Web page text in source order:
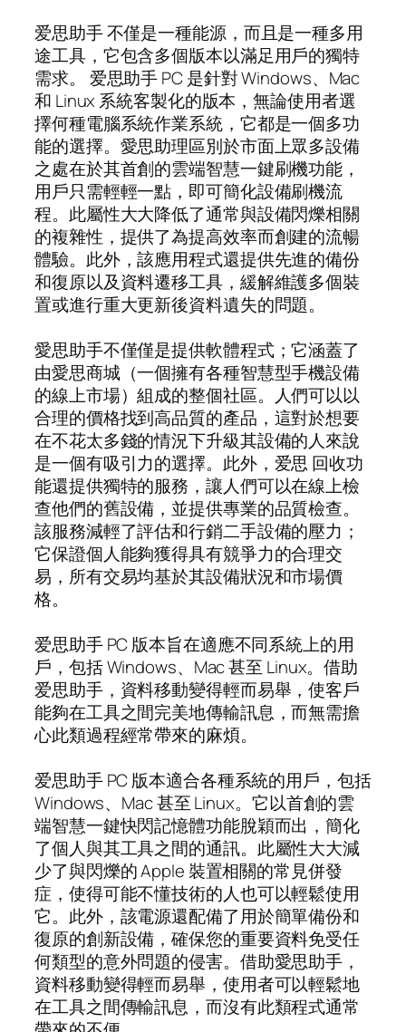
爱思助手 不僅是一種能源，而且是一種多用
途工具，它包含多個版本以滿足用戶的獨特
需求。 爱思助手 PC 是針對 Windows、Mac
和 Linux 系統客製化的版本，無論使用者選
擇何種電腦系統作業系統，它都是一個多功
能的選擇。愛思助理區別於市面上眾多設備
之處在於其首創的雲端智慧一鍵刷機功能，
用戶只需輕輕一點，即可簡化設備刷機流
程。此屬性大大降低了通常與設備閃爍相關
的複雜性，提供了為提高效率而創建的流暢
體驗。此外，該應用程式還提供先進的備份
和復原以及資料遷移工具，緩解維護多個裝
置或進行重大更新後資料遺失的問題。
愛思助手不僅僅是提供軟體程式；它涵蓋了
由愛思商城（一個擁有各種智慧型手機設備
的線上市場）組成的整個社區。人們可以以
合理的價格找到高品質的產品，這對於想要
在不花太多錢的情況下升級其設備的人來說
是一個有吸引力的選擇。此外，爱思 回收功
能還提供獨特的服務，讓人們可以在線上檢
查他們的舊設備，並提供專業的品質檢查。
該服務減輕了評估和行銷二手設備的壓力；
它保證個人能夠獲得具有競爭力的合理交
易，所有交易均基於其設備狀況和市場價
格。
爱思助手 PC 版本旨在適應不同系統上的用
戶，包括 Windows、Mac 甚至 Linux。借助
爱思助手，資料移動變得輕而易舉，使客戶
能夠在工具之間完美地傳輸訊息，而無需擔
心此類過程經常帶來的麻煩。
爱思助手 PC 版本適合各種系統的用戶，包括
Windows、Mac 甚至 Linux。它以首創的雲
端智慧一鍵快閃記憶體功能脫穎而出，簡化
了個人與其工具之間的通訊。此屬性大大減
少了與閃爍的 Apple 裝置相關的常見併發
症，使得可能不懂技術的人也可以輕鬆使用
它。此外，該電源還配備了用於簡單備份和
復原的創新設備，確保您的重要資料免受任
何類型的意外問題的侵害。借助愛思助手，
資料移動變得輕而易舉，使用者可以輕鬆地
在工具之間傳輸訊息，而沒有此類程式通常